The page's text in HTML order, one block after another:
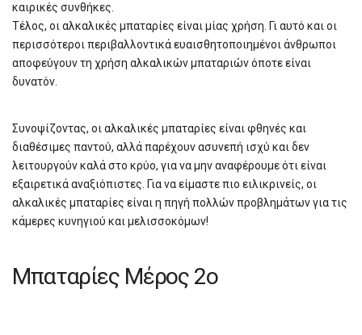
καιρικές συνθήκες.
Τέλος, οι αλκαλικές μπαταρίες είναι μίας χρήση. Γι αυτό και οι
περισσότεροι περιβαλλοντικά ευαισθητοποιημένοι άνθρωποι
αποφεύγουν τη χρήση αλκαλικών μπαταριών όποτε είναι
δυνατόν.
Συνοψίζοντας, οι αλκαλικές μπαταρίες είναι φθηνές και
διαθέσιμες παντού, αλλά παρέχουν ασυνεπή ισχύ και δεν
λειτουργούν καλά στο κρύο, για να μην αναφέρουμε ότι είναι
εξαιρετικά αναξιόπιστες. Για να είμαστε πιο ειλικρινείς, οι
αλκαλικές μπαταρίες είναι η πηγή πολλών προβλημάτων για τις
κάμερες κυνηγιού και μελισσοκόμων!
Μπαταρίες Μέρος 2ο